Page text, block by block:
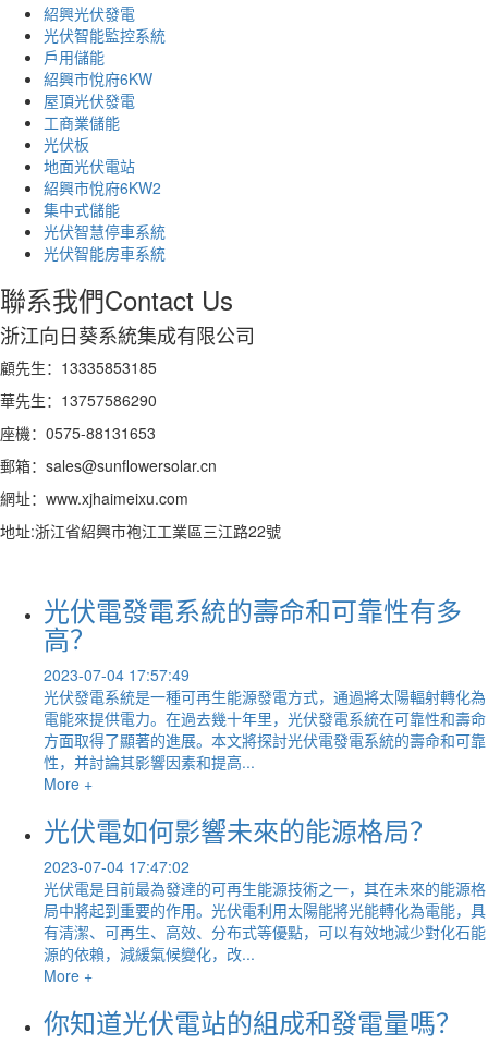
紹興光伏發電
光伏智能監控系統
戶用儲能
紹興市悅府6KW
屋頂光伏發電
工商業儲能
光伏板
地面光伏電站
紹興市悅府6KW2
集中式儲能
光伏智慧停車系統
光伏智能房車系統
聯系我們Contact Us
浙江向日葵系統集成有限公司
顧先生：13335853185
華先生：13757586290
座機：0575-88131653
郵箱：sales@sunflowersolar.cn
網址：www.xjhaimeixu.com
地址:浙江省紹興市袍江工業區三江路22號
光伏電發電系統的壽命和可靠性有多
高？
2023-07-04 17:57:49
光伏發電系統是一種可再生能源發電方式，通過將太陽輻射轉化為
電能來提供電力。在過去幾十年里，光伏發電系統在可靠性和壽命
方面取得了顯著的進展。本文將探討光伏電發電系統的壽命和可靠
性，并討論其影響因素和提高...
More +
光伏電如何影響未來的能源格局？
2023-07-04 17:47:02
光伏電是目前最為發達的可再生能源技術之一，其在未來的能源格
局中將起到重要的作用。光伏電利用太陽能將光能轉化為電能，具
有清潔、可再生、高效、分布式等優點，可以有效地減少對化石能
源的依賴，減緩氣候變化，改...
More +
你知道光伏電站的組成和發電量嗎？